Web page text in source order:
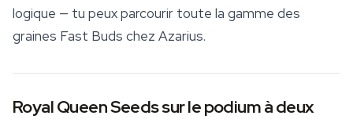
logique — tu peux parcourir toute la gamme des
graines Fast Buds chez Azarius.
Royal Queen Seeds sur le podium à deux